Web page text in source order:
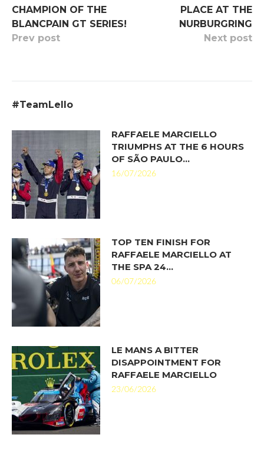
CHAMPION OF THE
BLANCPAIN GT SERIES!
Prev post
PLACE AT THE
NURBURGRING
Next post
#TeamLello
RAFFAELE MARCIELLO
TRIUMPHS AT THE 6 HOURS
OF SÃO PAULO…
16/07/2026
TOP TEN FINISH FOR
RAFFAELE MARCIELLO AT
THE SPA 24…
06/07/2026
LE MANS A BITTER
DISAPPOINTMENT FOR
RAFFAELE MARCIELLO
23/06/2026